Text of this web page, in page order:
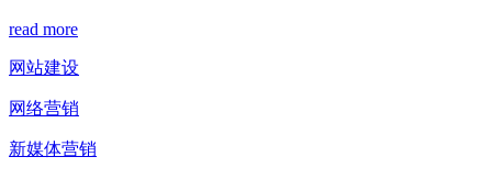
read more
网站建设
网络营销
新媒体营销